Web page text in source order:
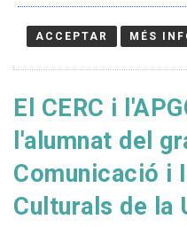
El CERC i
l'alumnat del
Comunicació i
Culturals de la
ACCEPTAR MÉS